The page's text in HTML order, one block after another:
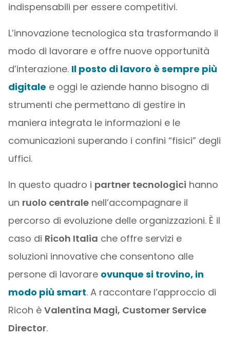
indispensabili per essere competitivi.
L’innovazione tecnologica sta trasformando il
modo di lavorare e offre nuove opportunità
d’interazione. Il posto di lavoro è sempre più
digitale e oggi le aziende hanno bisogno di
strumenti che permettano di gestire in
maniera integrata le informazioni e le
comunicazioni superando i confini “fisici” degli
uffici.
In questo quadro i partner tecnologici hanno
un ruolo centralenell’accompagnare il
percorso di evoluzione delle organizzazioni. È il
caso di Ricoh Italia che offre servizi e
soluzioni innovative che consentono alle
persone di lavorare ovunque si trovino, in
modo più smart. A raccontare l’approccio di
Ricoh è Valentina Magi, Customer Service
Director.